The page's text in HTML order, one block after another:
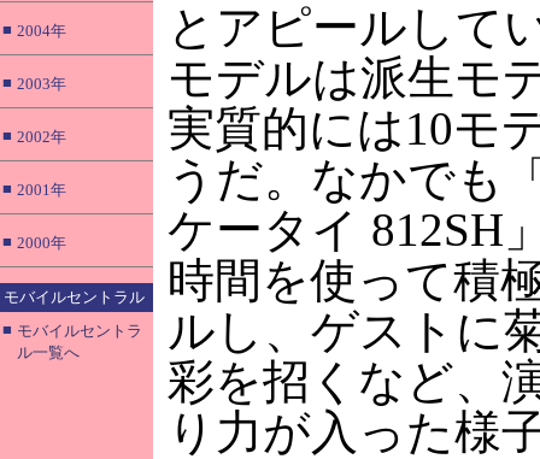
■ 2004年
■ 2003年
■ 2002年
■ 2001年
■ 2000年
モバイルセントラル
■ モバイルセントラ
ル一覧へ
とアピールして
モデルは派生モ
実質的には10モ
うだ。なかでも
ケータイ 812SH
時間を使って積
ルし、ゲストに
彩を招くなど、
り力が入った様